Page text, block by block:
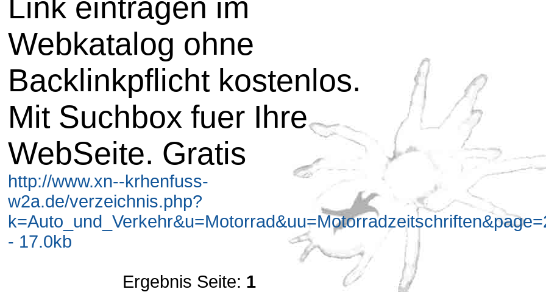
Webkatalog ohne
Backlinkpflicht kostenlos.
Mit Suchbox fuer Ihre
WebSeite. Gratis
http://www.xn--krhenfuss-
w2a.de/verzeichnis.php?
- 17.0kb
Ergebnis Seite: 1